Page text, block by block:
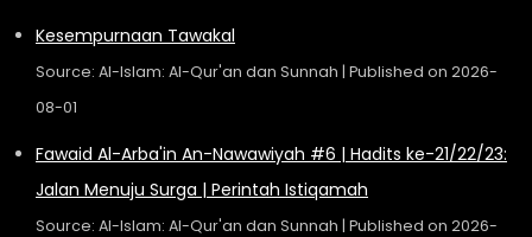
Kesempurnaan Tawakal
Source: Al-Islam: Al-Qur'an dan Sunnah Published on 2026-
08-01
Fawaid Al-Arba'in An-Nawawiyah #6 | Hadits ke-21/22/23:
Jalan Menuju Surga | Perintah Istiqamah
Source: Al-Islam: Al-Qur'an dan Sunnah Published on 2026-